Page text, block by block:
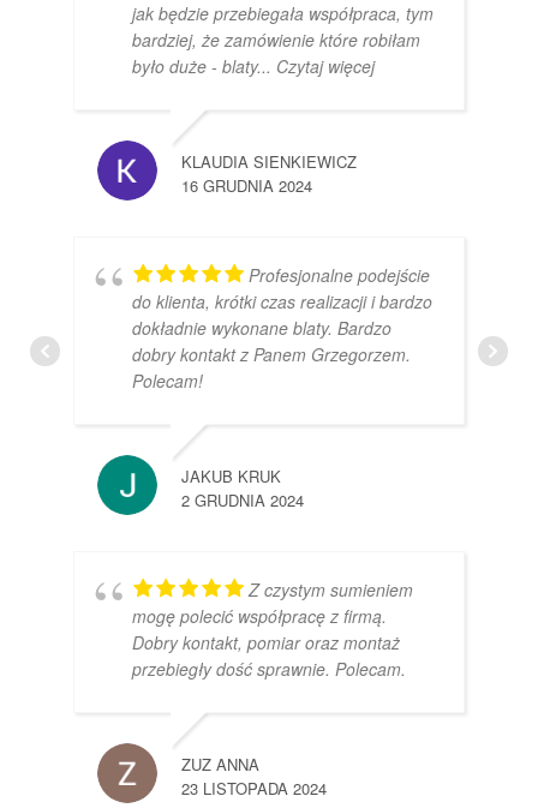
jak będzie przebiegała współpraca, tym
bardziej, że zamówienie które robiłam
było duże - blaty... Czytaj więcej
KLAUDIA SIENKIEWICZ
16 GRUDNIA 2024
Profesjonalne podejście
do klienta, krótki czas realizacji i bardzo
dokładnie wykonane blaty. Bardzo
dobry kontakt z Panem Grzegorzem.
Polecam!
JAKUB KRUK
2 GRUDNIA 2024
Z czystym sumieniem
mogę polecić współpracę z firmą.
Dobry kontakt, pomiar oraz montaż
przebiegły dość sprawnie. Polecam.
ZUZ ANNA
23 LISTOPADA 2024